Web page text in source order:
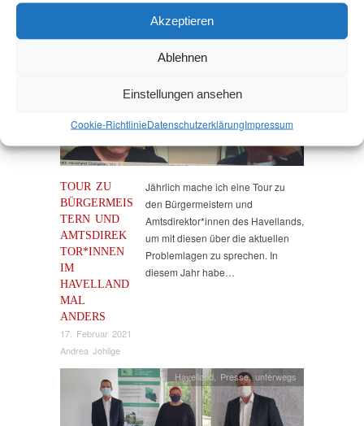
Akzeptieren
Ablehnen
Einstellungen ansehen
Cookie-RichtlinieDatenschutz­erklärungImpressum
21. September
TOUR ZU
BÜRGERMEIS
TERN UND
AMTSDIREK
TOR*INNEN
IM
HAVELLAND
MAL
ANDERS
17. Februar 2021
Andrea Johlige
Havelland,Kommunales
Jährlich mache ich eine Tour zu
den Bürgermeistern und
Amtsdirektor*innen des Havellands,
um mit diesen über die aktuellen
Problemlagen zu sprechen. In
diesem Jahr habe…
Havelland, Presse,unterwegs